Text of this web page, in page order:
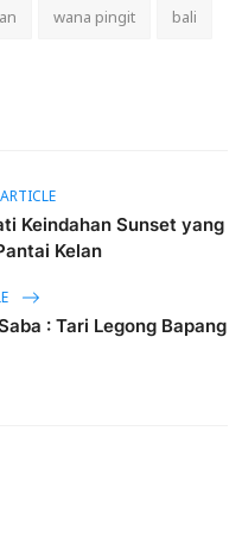
wana pingit
bali
Keindahan Sunset yang
Kelan
: Tari Legong Bapang